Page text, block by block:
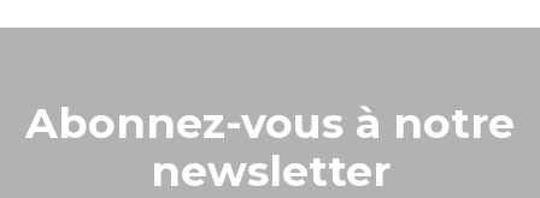
Abonnez-vous à notre
newsletter